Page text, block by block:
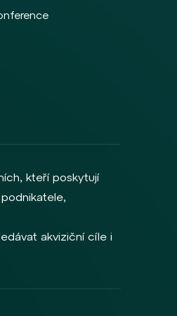
kteří poskytují
akviziční cíle i